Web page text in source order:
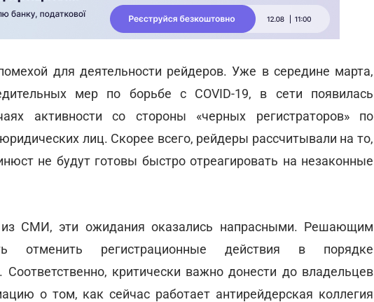
для деятельности рейдеров. Уже в середине марта,
мер по борьбе с COVID-19, в сети появилась
активности со стороны «черных регистраторов» по
лиц. Скорее всего, рейдеры рассчитывали на то,
не будут готовы быстро отреагировать на незаконные
из СМИ, эти ожидания оказались напрасными. Решающим
отменить регистрационные действия в порядке
Соответственно, критически важно донести до владельцев
о том, как сейчас работает антирейдерская коллегия